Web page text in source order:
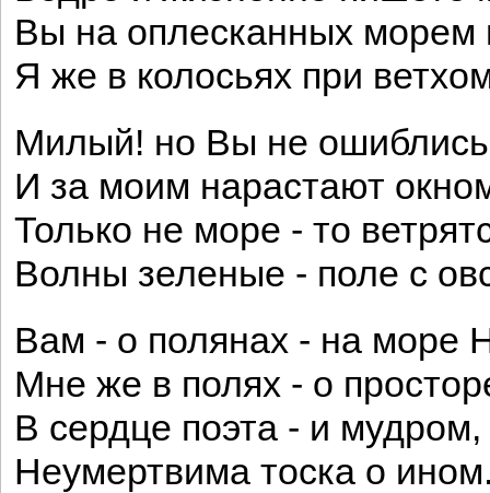
Вы на оплесканных морем
Я же в колосьях при
Милый! но Вы не
И за моим нарастают
Только не море - то
Волны зеленые - поле с
Вам - о полянах - на море
Мне же в полях - о
В сердце поэта - и мудром,
Неумертвима тоска о